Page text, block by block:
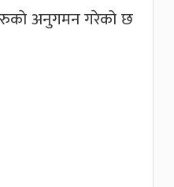
अनुगमन गरेको छ